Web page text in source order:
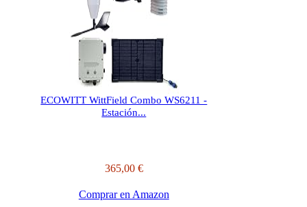
ECOWITT WittField Combo WS6211 -
Estación...
365,00 €
Comprar en Amazon